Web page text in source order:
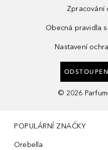
Zpracování
Obecná pravidla
Nastavení
© 2026
POPULÁRNÍ ZNAČKY
Orebella